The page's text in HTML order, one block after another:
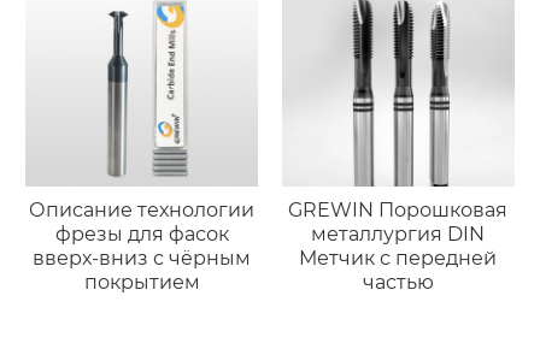
Описание технологии
фрезы для фасок
вверх-вниз с чёрным
покрытием
GREWIN Порошковая
металлургия DIN
Метчик с передней
частью